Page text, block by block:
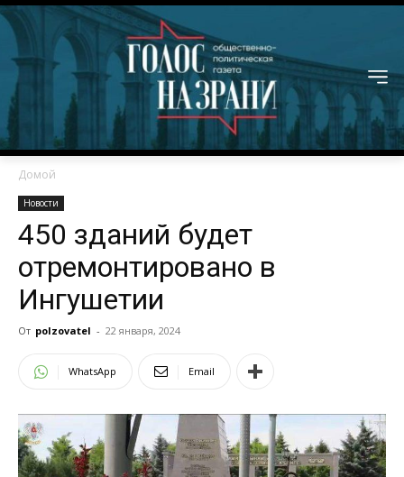
Домой
Новости
450 зданий будет
отремонтировано в
Ингушетии
От polzovatel - 22 января, 2024
WhatsApp Email